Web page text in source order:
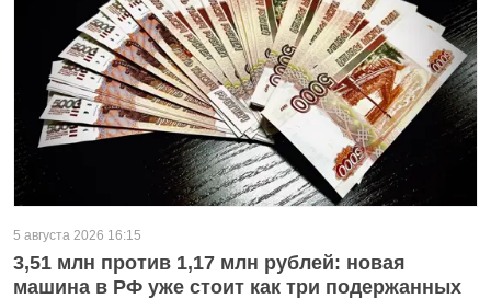
5 августа 2026 16:15
3,51 млн против 1,17 млн рублей: новая
машина в РФ уже стоит как три подержанных